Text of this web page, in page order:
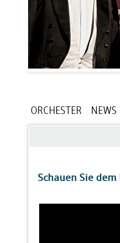
ORCHESTER NEWS
Schauen Sie